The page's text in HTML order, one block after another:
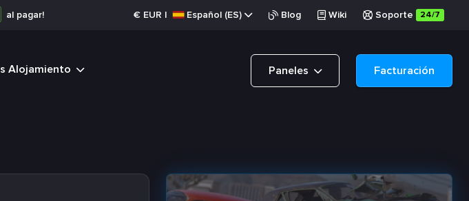
al pagar! € EUR | Español (ES) Blog Wiki Soporte 24/7
Alojamiento Paneles Facturación